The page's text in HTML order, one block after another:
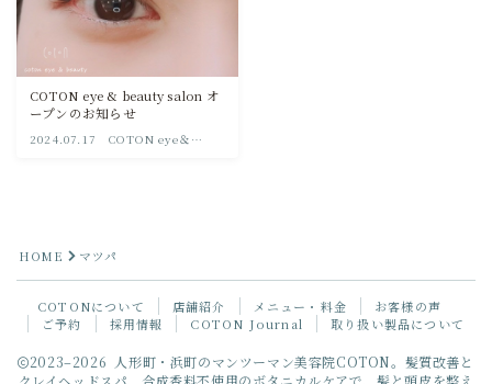
COTON eye & beauty salon オ
ープンのお知らせ
2024.07.17
COTON eye＆
HOME マツパ
COTONについて 店舗紹介 メニュー・料金
お客様の声
ご予約
採用情報 COTON Journal 取り扱い製品について
2023–2026 人形町・浜町のマンツーマン美容院COTON。髪質改善と
クレイヘッドスパ、合成香料不使用のボタニカルケアで、髪と頭皮を整え